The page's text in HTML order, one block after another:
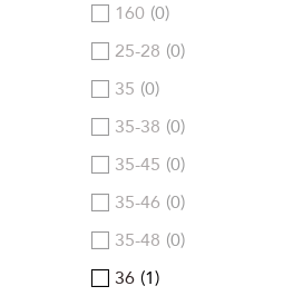
160 0
25-28 0
35 0
35-38 0
35-45 0
35-46 0
35-48 0
36 1